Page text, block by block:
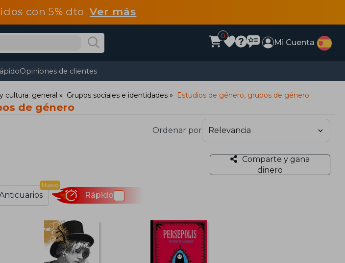
con 5% dtoVer más
0
Mi Cuenta
Opiniones de clientes
cultura: general Grupos sociales e identidades Estudios de género, grupos de género
de género
Ordenar por
Comparte y gana
dinero
Nuevo
Rápido